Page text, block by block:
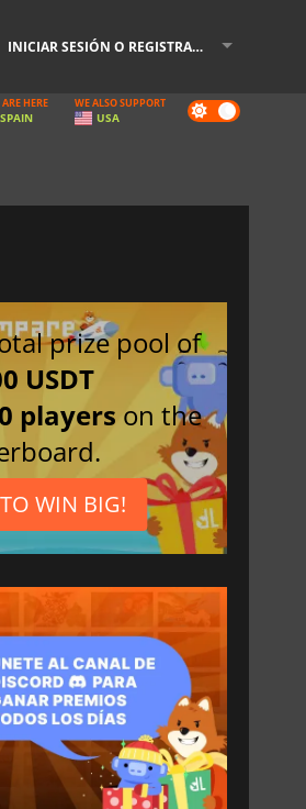
INICIAR SESIÓN O REGISTRARSE
Dark
mode
HERE
SPAIN
WE ALSO SUPPORT
USA
prize pool of
USDT
players on the
WIN BIG!